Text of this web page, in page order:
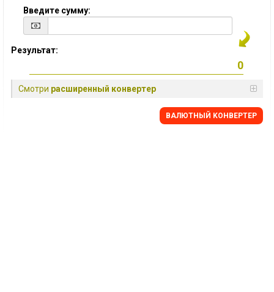
Введите сумму:
Результат:
Смотри расширенный конвертер
BАЛЮТНЫЙ KОНВЕРТЕР